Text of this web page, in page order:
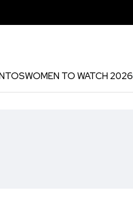
WOMEN TO WATCH 2026